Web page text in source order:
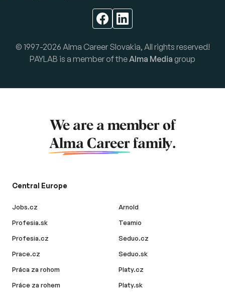
© 1997-2026 Alma Career Slovakia, All rights reserved!
PAYLAB is a member of the Alma Media group
We are a member of
Alma Career family.
Central Europe
Jobs.cz
Profesia.sk
Profesia.cz
Prace.cz
Práca za rohom
Práce za rohem
Arnold
Teamio
Seduo.cz
Seduo.sk
Platy.cz
Platy.sk